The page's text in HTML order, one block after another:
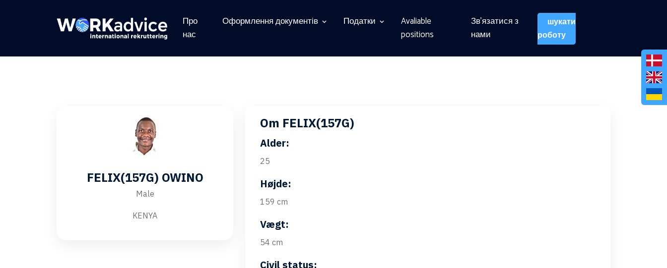
Про
нас
Оформлення документів Податки
Avaliable
positions
Зв'язатися з
нами
шукати
роботу
FELIX(157G) OWINO
Male
KENYA
Om FELIX(157G)
Alder:
25
Højde:
159 cm
Vægt:
54 cm
Civil status: